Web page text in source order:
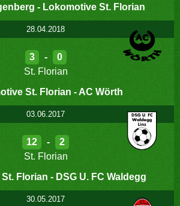
- Lokomotive St. Florian
28.04.2018
3 -
0
St. Florian
St. Florian - AC Wörth
03.06.2017
12 -
2
St. Florian
Florian - DSG U. FC Waldegg
30.05.2017